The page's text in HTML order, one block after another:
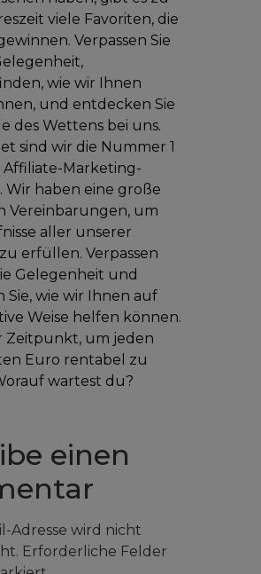
viele Favoriten, die
Verpassen Sie
wie wir Ihnen
und entdecken Sie
des Wettens bei uns.
sind wir die Nummer 1
Marketing-
Wir haben eine große
Vereinbarungen, um
aller unserer
erfüllen. Verpassen
Gelegenheit und
Sie, wie wir Ihnen auf
Weise helfen können.
Zeitpunkt, um jeden
Euro rentabel zu
wartest du?
einen
Adresse wird nicht
Erforderliche Felder